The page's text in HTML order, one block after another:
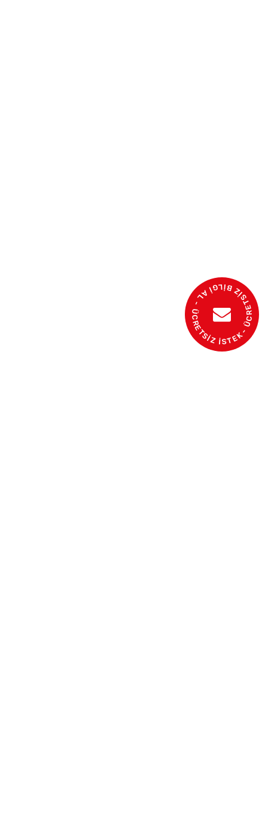
- ÜCRETSİZ BİLGİ AL - ÜCRETSİZ İSTEK